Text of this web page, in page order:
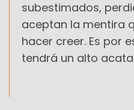
subestimados,
aceptan la mentira
hacer creer. Es por
tendrá un alto